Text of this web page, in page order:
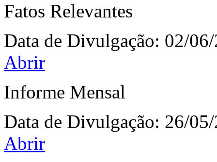
Fatos Relevantes
Data de Divulgação: 02/
Abrir
Informe Mensal
Data de Divulgação: 26/
Abrir